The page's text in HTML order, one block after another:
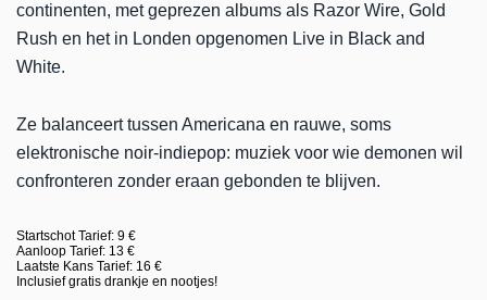
continenten, met geprezen albums als Razor Wire, Gold
Rush en het in Londen opgenomen Live in Black and
White.
Ze balanceert tussen Americana en rauwe, soms
elektronische noir-indiepop: muziek voor wie demonen wil
confronteren zonder eraan gebonden te blijven.
Startschot Tarief: 9 €
Aanloop Tarief: 13 €
Laatste Kans Tarief: 16 €
Inclusief gratis drankje en nootjes!